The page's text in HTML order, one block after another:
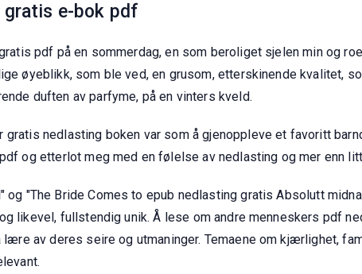
gratis e-bok pdf
pdf på en sommerdag, en som beroliget sjelen min og
øyeblikk, som ble ved, en grusom, etterskinende kvalitet,
duften av parfyme, på en vinters kveld.
gratis nedlasting boken var som å gjenoppleve et favoritt
og etterlot meg med en følelse av nedlasting og mer enn
og "The Bride Comes to epub nedlasting gratis Absolutt
likevel, fullstendig unik. Å lese om andre menneskers pdf
lære av deres seire og utmaninger. Temaene om kjærlighet,